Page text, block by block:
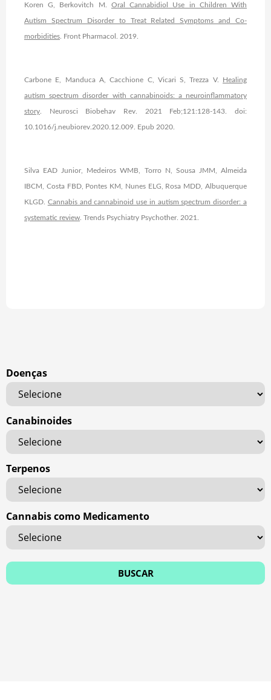
Koren G, Berkovitch M. Oral Cannabidiol Use in Children With
Autism Spectrum Disorder to Treat Related Symptoms and Co-
morbidities . Front Pharmacol. 2019.
Carbone E, Manduca A, Cacchione C, Vicari S, Trezza V. Healing
autism spectrum disorder with cannabinoids: a neuroinflammatory
story . Neurosci Biobehav Rev. 2021 Feb;121:128-143. doi:
10.1016/j.neubiorev.2020.12.009. Epub 2020.
Silva EAD Junior, Medeiros WMB, Torro N, Sousa JMM, Almeida
IBCM, Costa FBD, Pontes KM, Nunes ELG, Rosa MDD, Albuquerque
KLGD. Cannabis and cannabinoid use in autism spectrum disorder: a
systematic review . Trends Psychiatry Psychother. 2021.
Doenças
Canabinoides
Terpenos
Cannabis como Medicamento